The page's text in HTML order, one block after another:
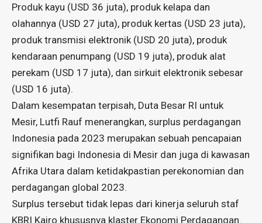
Produk kayu (USD 36 juta), produk kelapa dan
olahannya (USD 27 juta), produk kertas (USD 23 juta),
produk transmisi elektronik (USD 20 juta), produk
kendaraan penumpang (USD 19 juta), produk alat
perekam (USD 17 juta), dan sirkuit elektronik sebesar
(USD 16 juta).
Dalam kesempatan terpisah, Duta Besar RI untuk
Mesir, Lutfi Rauf menerangkan, surplus perdagangan
Indonesia pada 2023 merupakan sebuah pencapaian
signifikan bagi Indonesia di Mesir dan juga di kawasan
Afrika Utara dalam ketidakpastian perekonomian dan
perdagangan global 2023.
Surplus tersebut tidak lepas dari kinerja seluruh staf
KBRI Kairo khususnya klaster Ekonomi Perdagangan.